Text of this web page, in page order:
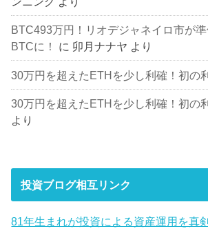
BTC493万円！リオデジャネイロ市が
BTCに！
に 卯月ナナヤ より
30万円を超えたETHを少し利確！初の
30万円を超えたETHを少し利確！初の
より
投資ブログ相互リンク
81年生まれが投資による資産運用を真